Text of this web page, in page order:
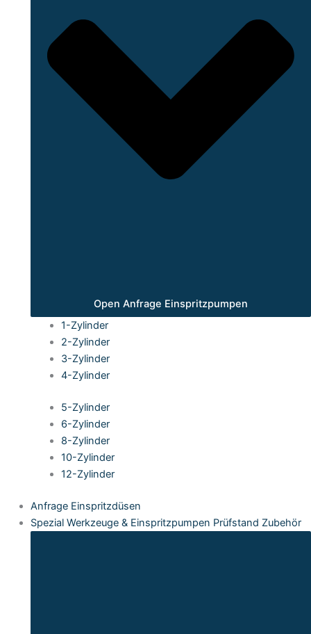
Open Anfrage Einspritzpumpen
1-Zylinder
2-Zylinder
3-Zylinder
4-Zylinder
5-Zylinder
6-Zylinder
8-Zylinder
10-Zylinder
12-Zylinder
Anfrage Einspritzdüsen
Spezial Werkzeuge & Einspritzpumpen Prüfstand Zubehör